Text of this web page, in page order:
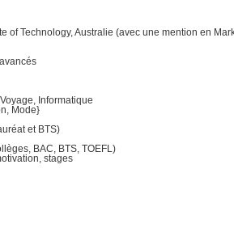
of Technology, Australie (avec une mention en
Informatique
Mode}
et BTS)
BAC, BTS, TOEFL)
stages